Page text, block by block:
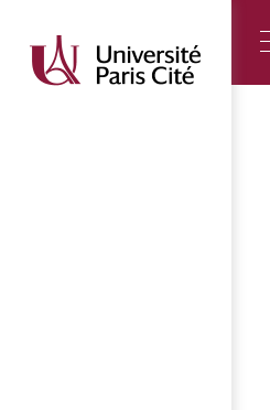
contenu
principal